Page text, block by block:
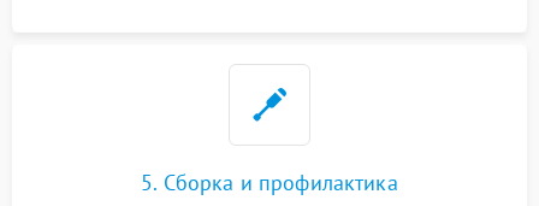
5. Сборка и профилактика